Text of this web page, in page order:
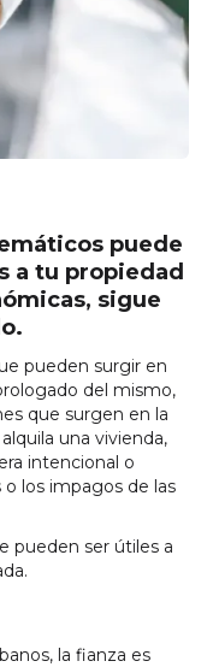
puede
a tu propiedad
sigue
pueden surgir en
del mismo,
que surgen en la
una vivienda,
intencional o
los impagos de las
pueden ser útiles a
la fianza es